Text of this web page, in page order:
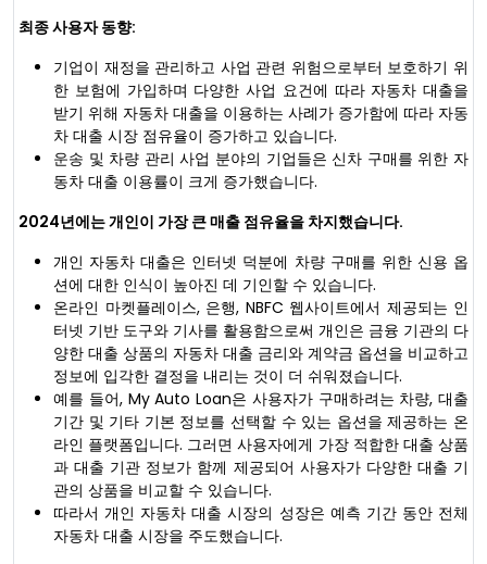
최종 사용자 동향:
기업이 재정을 관리하고 사업 관련 위험으로부터 보호하기 위
한 보험에 가입하며 다양한 사업 요건에 따라 자동차 대출을
받기 위해 자동차 대출을 이용하는 사례가 증가함에 따라 자동
차 대출 시장 점유율이 증가하고 있습니다.
운송 및 차량 관리 사업 분야의 기업들은 신차 구매를 위한 자
동차 대출 이용률이 크게 증가했습니다.
2024년에는 개인이 가장 큰 매출 점유율을 차지했습니다.
개인 자동차 대출은 인터넷 덕분에 차량 구매를 위한 신용 옵
션에 대한 인식이 높아진 데 기인할 수 있습니다.
온라인 마켓플레이스, 은행, NBFC 웹사이트에서 제공되는 인
터넷 기반 도구와 기사를 활용함으로써 개인은 금융 기관의 다
양한 대출 상품의 자동차 대출 금리와 계약금 옵션을 비교하고
정보에 입각한 결정을 내리는 것이 더 쉬워졌습니다.
예를 들어, My Auto Loan은 사용자가 구매하려는 차량, 대출
기간 및 기타 기본 정보를 선택할 수 있는 옵션을 제공하는 온
라인 플랫폼입니다. 그러면 사용자에게 가장 적합한 대출 상품
과 대출 기관 정보가 함께 제공되어 사용자가 다양한 대출 기
관의 상품을 비교할 수 있습니다.
따라서 개인 자동차 대출 시장의 성장은 예측 기간 동안 전체
자동차 대출 시장을 주도했습니다.